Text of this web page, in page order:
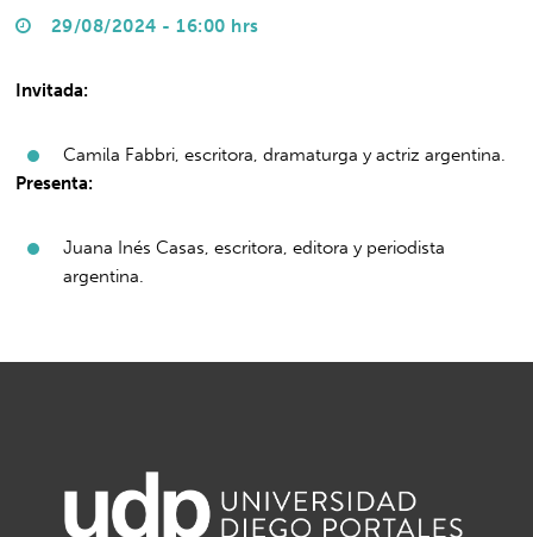
29/08/2024 - 16:00 hrs
Invitada:
Camila Fabbri, escritora, dramaturga y actriz argentina.
Presenta:
Juana Inés Casas, escritora, editora y periodista
argentina.